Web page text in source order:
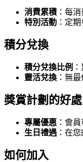
消費累積：每消
特別活動 ：定
積分兌換
積分兌換比例
靈活兌換：無最
獎賞計劃的好處
專屬優惠 ：會
生日禮遇 ：在
如何加入